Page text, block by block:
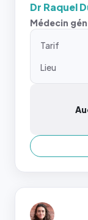
Dr Raquel
Médecin
Tarif
Lieu